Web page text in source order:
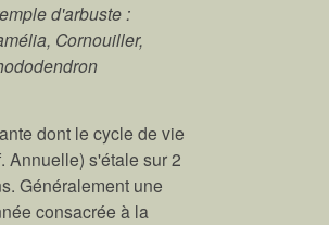
d'arbuste :
Cornouiller,
dont le cycle de vie
Annuelle) s'étale sur 2
Généralement une
consacrée à la